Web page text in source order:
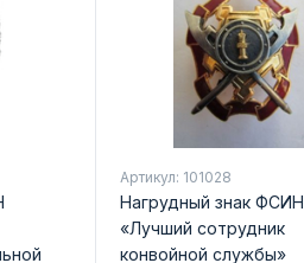
Артикул: 101028
Нагрудный знак ФСИН
«Лучший сотрудник
конвойной службы»